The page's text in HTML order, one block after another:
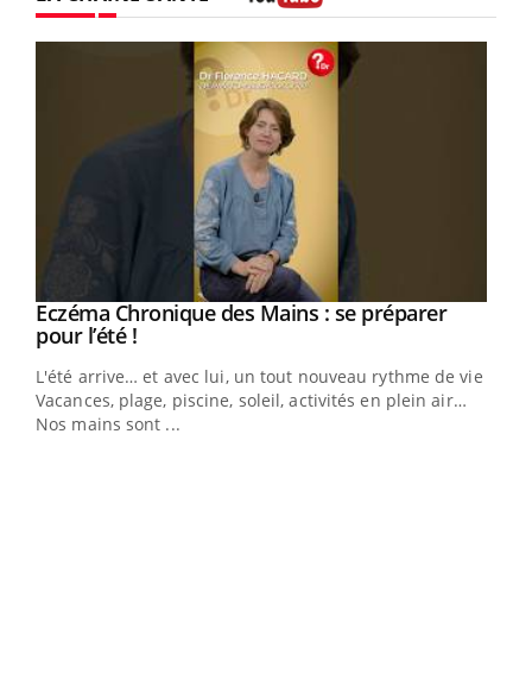
Youtube
Eczéma Chronique des Mains : se préparer
pour l’été !Youtube
L'été arrive… et avec lui, un tout nouveau rythme de vie !
Vacances, plage, piscine, soleil, activités en plein air…
Nos mains sont ...